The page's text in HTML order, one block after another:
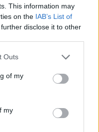
This information may
on the IAB’s List of
disclose it to other
one or more Google
You may click to
its third-party tags to
in below Google
Outs
of my
my